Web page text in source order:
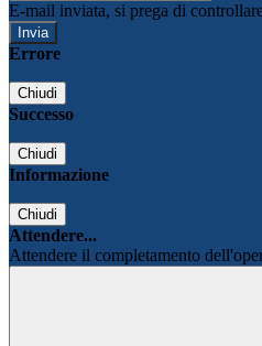
E-mail inviata, si prega di
Errore
Chiudi
Successo
Chiudi
Informazione
Chiudi
Attendere...
Attendere il completamento